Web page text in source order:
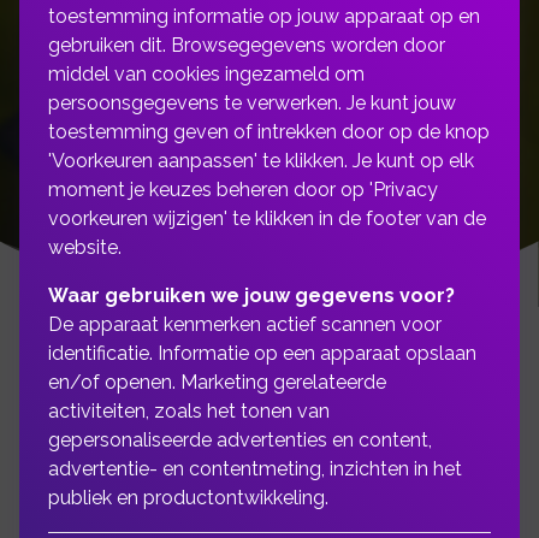
De Schadeverzekering voor werknemers gaat
verder waar de Aansprakelijkheidsverzekering
voor bedrijven (AVB) stopt. Iedere
ondernemer is verplicht zich als goed
toestemming informatie op jouw apparaat op en
gebruiken dit. Browsegegevens worden door
middel van cookies ingezameld om
persoonsgegevens te verwerken. Je kunt jouw
toestemming geven of intrekken door op de knop
'Voorkeuren aanpassen' te klikken. Je kunt op elk
moment je keuzes beheren door op 'Privacy
voorkeuren wijzigen' te klikken in de footer van de
website.
Waar gebruiken we jouw gegevens voor?
De apparaat kenmerken actief scannen voor
identificatie. Informatie op een apparaat opslaan
en/of openen. Marketing gerelateerde
activiteiten, zoals het tonen van
gepersonaliseerde advertenties en content,
advertentie- en contentmeting, inzichten in het
publiek en productontwikkeling.